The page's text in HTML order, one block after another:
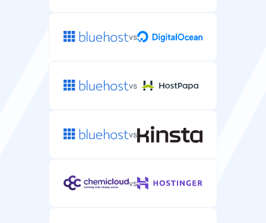
vs
vs
vs
vs